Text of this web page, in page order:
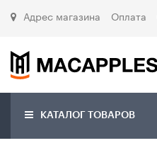
Адрес магазина Оплата
КАТАЛОГ ТОВАРОВ